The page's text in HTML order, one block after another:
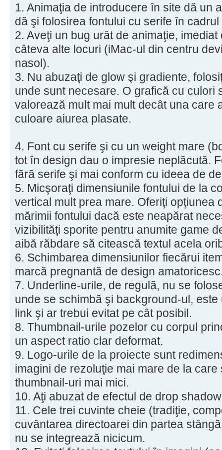
1. Animaţia de introducere în site dă un
dă şi folosirea fontului cu serife în
2. Aveţi un bug urât de animaţie,
câteva alte locuri (iMac-ul din centru
nasol).
3. Nu abuzaţi de glow şi gradiente,
unde sunt necesare. O grafică cu culori
valorează mult mai mult decât una care
culoare aiurea plasate.
4. Font cu serife şi cu un weight mare
tot în design dau o impresie neplăcută.
fără serife şi mai conform cu ideea de
5. Micşoraţi dimensiunile fontului de la
vertical mult prea mare. Oferiţi opţiunea
mărimii fontului dacă este neapărat
vizibilităţi sporite pentru anumite game
aibă răbdare să citească textul acela
6. Schimbarea dimensiunilor fiecărui
marcă pregnantă de design
7. Underline-urile, de regulă, nu se
unde se schimbă şi background-ul,
link şi ar trebui evitat pe cât posibil.
8. Thumbnail-urile pozelor cu corpul
un aspect ratio clar deformat.
9. Logo-urile de la proiecte sunt
imagini de rezoluţie mai mare de la
thumbnail-uri mai mici.
10. Aţi abuzat de efectul de drop
11. Cele trei cuvinte cheie (tradiţie,
cuvântarea directoarei din partea
nu se integrează nicicum.